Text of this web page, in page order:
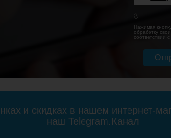
Lemark
LM03412RW с
вентилями,
Нажимая
обработку
соответствии с
и скидках в нашем интернет-
наш Telegram.Канал